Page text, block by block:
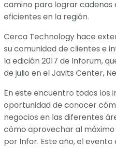
camino para lograr cadenas
eficientes en la región.
Cerca Technology hace
su comunidad de clientes e
la edición 2017 de Inforum,
de julio en el Javits Center,
En este encuentro todos los
oportunidad de conocer
negocios en las diferentes
cómo aprovechar al
por Infor. Este año, el